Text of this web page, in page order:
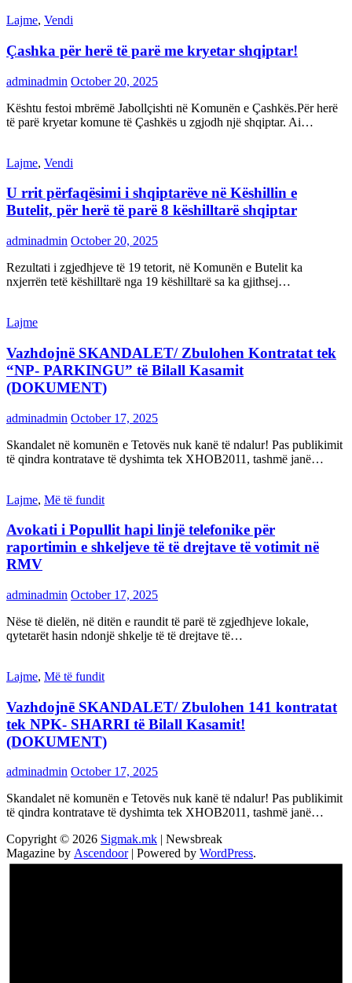
Lajme, Vendi
Çashka për herë të parë me kryetar shqiptar!
adminadmin October 20, 2025
Kështu festoi mbrëmë Jabollçishti në Komunën e Çashkës.Për herë
të parë kryetar komune të Çashkës u zgjodh një shqiptar. Ai…
Lajme, Vendi
U rrit përfaqësimi i shqiptarëve në Këshillin e
Butelit, për herë të parë 8 këshilltarë shqiptar
adminadmin October 20, 2025
Rezultati i zgjedhjeve të 19 tetorit, në Komunën e Butelit ka
nxjerrën tetë këshilltarë nga 19 këshilltarë sa ka gjithsej…
Lajme
Vazhdojnë SKANDALET/ Zbulohen Kontratat tek
“NP- PARKINGU” të Bilall Kasamit
(DOKUMENT)
adminadmin October 17, 2025
Skandalet në komunën e Tetovës nuk kanë të ndalur! Pas publikimit
të qindra kontratave të dyshimta tek XHOB2011, tashmë janë…
Lajme, Më të fundit
Avokati i Popullit hapi linjë telefonike për
raportimin e shkeljeve të të drejtave të votimit në
RMV
adminadmin October 17, 2025
Nëse të dielën, në ditën e raundit të parë të zgjedhjeve lokale,
qytetarët hasin ndonjë shkelje të të drejtave të…
Lajme, Më të fundit
Vazhdojnē SKANDALET/ Zbulohen 141 kontratat
tek NPK- SHARRI të Bilall Kasamit!
(DOKUMENT)
adminadmin October 17, 2025
Skandalet në komunën e Tetovës nuk kanë të ndalur! Pas publikimit
të qindra kontratave të dyshimta tek XHOB2011, tashmë janë…
Copyright © 2026 Sigmak.mk | Newsbreak
Magazine by Ascendoor| Powered by WordPress.